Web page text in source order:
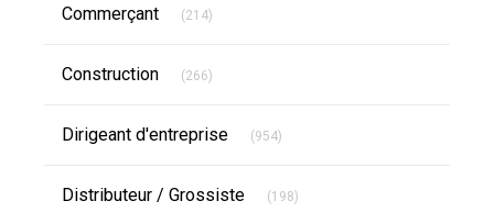
Commerçant (214)
Construction (266)
Dirigeant d'entreprise (954)
Distributeur / Grossiste (198)